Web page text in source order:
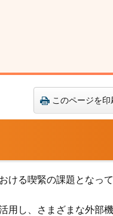
このページを印
ける喫緊の課題となって
用し、さまざまな外部機